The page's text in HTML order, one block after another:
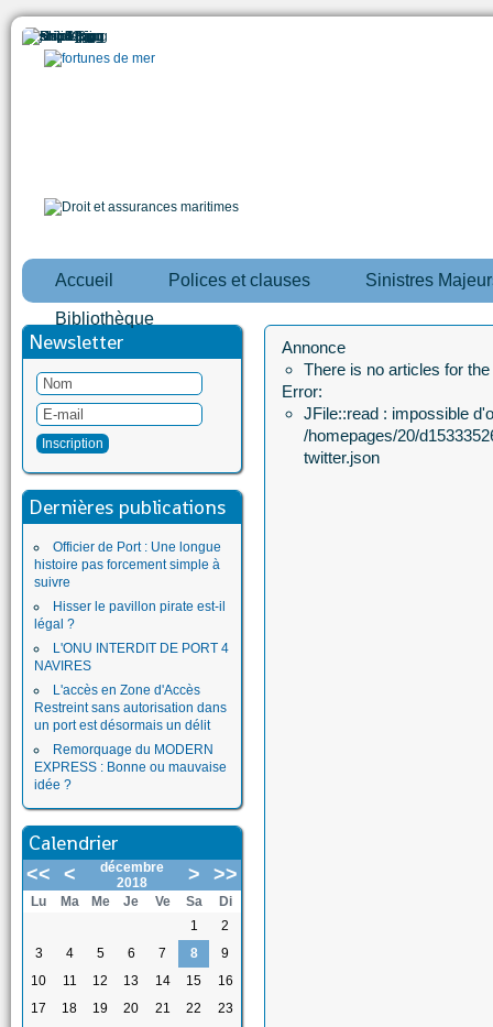
Accueil Polices et clauses Sinistres
Bibliothèque
Newsletter
Dernières publications
Officier de Port : Une longue
histoire pas forcement simple à
suivre
Hisser le pavillon pirate est-il
légal ?
L'ONU INTERDIT DE PORT 4
NAVIRES
L'accès en Zone d'Accès
Restreint sans autorisation dans
un port est désormais un délit
Remorquage du MODERN
EXPRESS : Bonne ou mauvaise
idée ?
Calendrier
<< <
décembre
2018
> >>
Lu Ma Me Je Ve Sa
Di
1
2
3
4 5 6 7 8
9
10
11 12 13 14 15
16
17
18 19 20 21 22
23
Annonce
There is no articles for
Error:
JFile::read : impossible
/homepages/20/
twitter.json